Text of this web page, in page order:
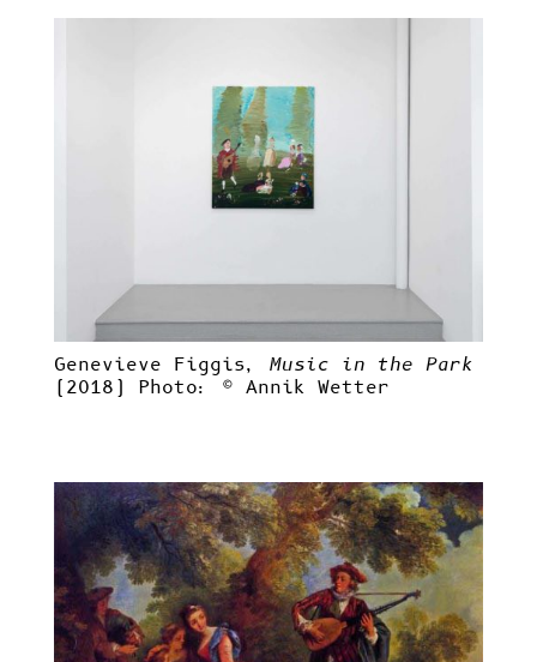
Genevieve Figgis,
Music in the Park
(2018) Photo: © Annik Wetter